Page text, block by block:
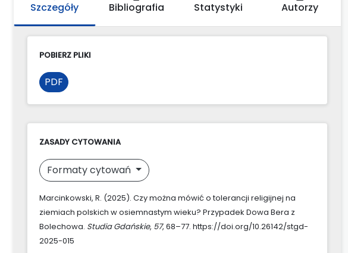
Szczegóły Bibliografia Statystyki Autorzy
POBIERZ PLIKI
PDF
ZASADY CYTOWANIA
Formaty cytowań
Marcinkowski, R. (2025). Czy można mówić o tolerancji religijnej na
ziemiach polskich w osiemnastym wieku? Przypadek Dowa Bera z
Bolechowa. Studia Gdańskie, 57, 68–77. https://doi.org/10.26142/stgd-
2025-015